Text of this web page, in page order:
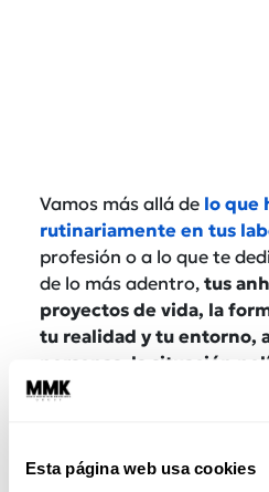
Esta página web usa cookies
Vamos más allá de lo que
rutinariamente en tus
profesión o a lo que te
de lo más adentro, tus
proyectos de vida, la
tu realidad y tu entorno,
personas, la situación
mundo,
la economía y la